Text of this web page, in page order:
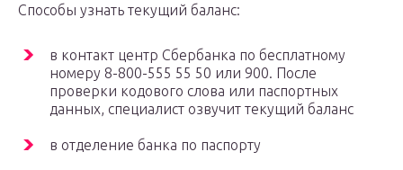
Способы узнать текущий баланс:
в контакт центр Сбербанка по бесплатному
номеру 8-800-555 55 50 или 900. После
проверки кодового слова или паспортных
данных, специалист озвучит текущий баланс
в отделение банка по паспорту